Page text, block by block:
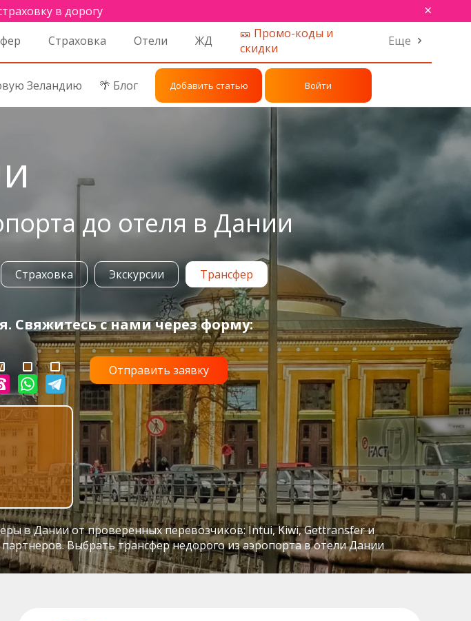
в дорогу ×
Страховка Отели ЖД
🎫 Промо-коды и
скидки
Еще
Зеландию 🌴 Блог Добавить статью Войти
до отеля в Дании
Страховка Экскурсии Трансфер
Свяжитесь с нами через форму:
в Дании от проверенных перевозчиков: Intui, Kiwi, Gettransfer и
Выбрать трансфер недорого из аэропорта в отели Дании